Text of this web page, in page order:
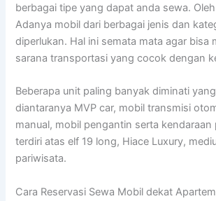
berbagai tipe yang dapat anda sewa.
Adanya mobil dari berbagai jenis dan
diperlukan. Hal ini semata mata agar bisa
sarana transportasi yang cocok dengan
Beberapa unit paling banyak diminati
diantaranya MVP car, mobil transmisi
manual, mobil pengantin serta kendaraan
terdiri atas elf 19 long, Hiace Luxury,
pariwisata.
Cara Reservasi Sewa Mobil dekat